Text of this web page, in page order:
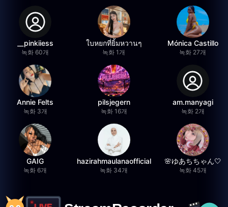
__pinkiiess
녹화 60개
ใบหยกที่ยิ้มหวานๆ
녹화 1개
Mónica Castillo
녹화 27개
Annie Felts
녹화 3개
pilsjegern
녹화 16개
am.manyagi
녹화 2개
GAIG
녹화 6개
hazirahmaulanaofficial
녹화 34개
🌸ゆあちちゃん🤍
녹화 45개